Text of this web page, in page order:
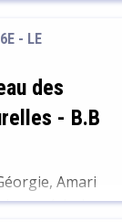
d’un
des
par des
leur
- LE
des
- B.B
Amari
américaine